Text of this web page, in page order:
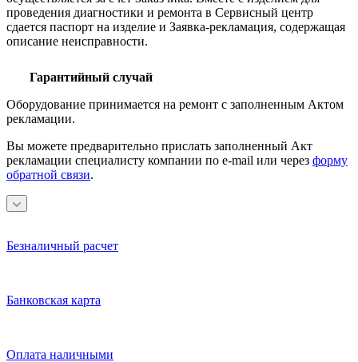
проведения диагностики и ремонта в Сервисный центр
сдается паспорт на изделие и Заявка-рекламация, содержащая
описание неисправности.
Гарантийный случай
Оборудование принимается на ремонт с заполненным Актом
рекламации.
Вы можете предварительно прислать заполненный Акт
рекламации специалисту компании по e-mail или через форму
обратной связи.
Безналичный расчет
Банковская карта
Оплата наличными